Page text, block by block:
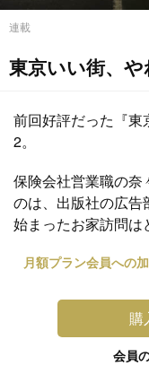
連載
東京いい街、
前回好評だった『東
2。
保険会社営業職の奈
のは、出版社の広告
始まったお家訪問は
月額プラン会員への
購
会員